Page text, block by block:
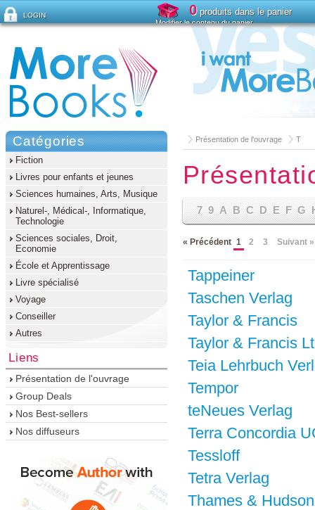
Présentation de l'ouvrage T
7 9 A B C D E F G
« Précédent 1 2 3 Suivant »
Tappeiner
Taschen Verlag
Taylor & Francis
Taylor & Francis
Teia Lehrbuch
Tempor
teNeues Verlag
Terra Concordia
Tessloff
Tetra Verlag
Thames & Hudson
Catégories
Fiction
Livres pour enfants et jeunes
Sciences humaines, Arts, Musique
Naturel-, Médical-, Informatique,
Technologie
Sciences sociales, Droit,
Economie
École et Apprentissage
Livre spécialisé
Voyage
Conseiller
Autres
Liens
Présentation de l'ouvrage
Group Deals
Nos Best-sellers
Nos diffuseurs
LOGIN
Mot de passe oublié ?
0produits dans le panier
Modifier le contenu du panier